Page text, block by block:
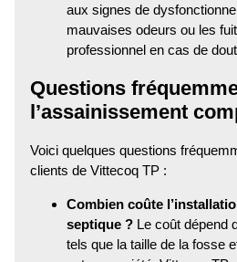
aux signes de
mauvaises odeurs ou les
professionnel en cas de
Questions
l’assainissement
Voici quelques questions
clients de Vittecoq TP :
Combien coûte
septique ?Le coût dépend
tels que la taille de la fosse